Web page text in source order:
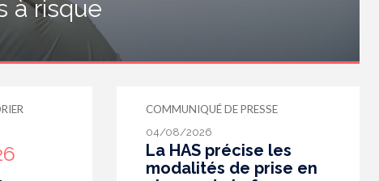
à risque
COMMUNIQUÉ DE PRESSE
04/08/2026
La HAS précise les
modalités de prise en